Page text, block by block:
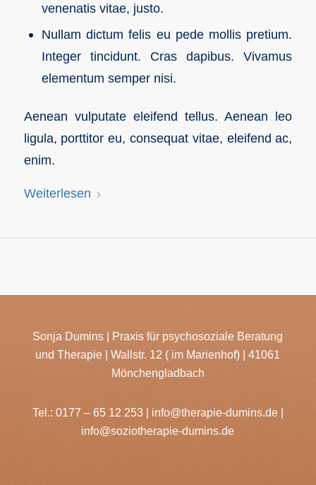
venenatis vitae, justo.
Nullam dictum felis eu pede mollis pretium.
Integer tincidunt. Cras dapibus. Vivamus
elementum semper nisi.
Aenean vulputate eleifend tellus. Aenean leo
ligula, porttitor eu, consequat vitae, eleifend ac,
enim.
Weiterlesen
Sonja Dumins | Praxis für psychosoziale Beratung
und Therapie | Wallstr. 12 ( im Marienhof) | 41061
Mönchengladbach
Tel.: 0177 – 65 12 253| info@therapie-dumins.de|
info@soziotherapie-dumins.de